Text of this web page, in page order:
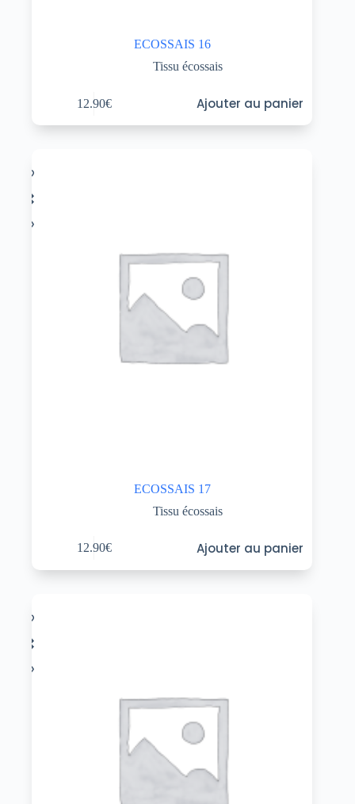
ECOSSAIS 16
Tissu écossais
12.90€ Ajouter au panier
ECOSSAIS 17
Tissu écossais
12.90€ Ajouter au panier